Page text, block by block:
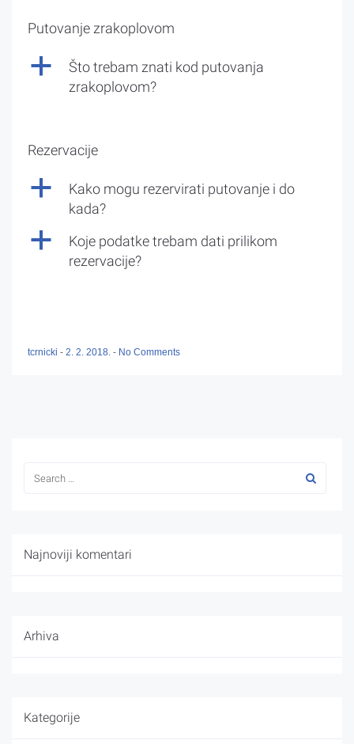
Putovanje zrakoplovom
a
Što trebam znati kod putovanja
zrakoplovom?
Rezervacije
a
Kako mogu rezervirati putovanje i do
kada?
a
Koje podatke trebam dati prilikom
rezervacije?
tcrnicki - 2. 2. 2018. - No Comments
Najnoviji komentari
Arhiva
Kategorije